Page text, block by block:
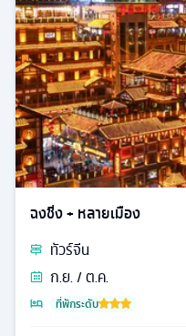
ฉงชิ่ง + หลายเมือง
ทัวร์จีน
ก.ย. / ต.ค.
ที่พักระดับ